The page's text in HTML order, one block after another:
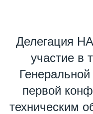
Делегация
участие в
первой
техническим